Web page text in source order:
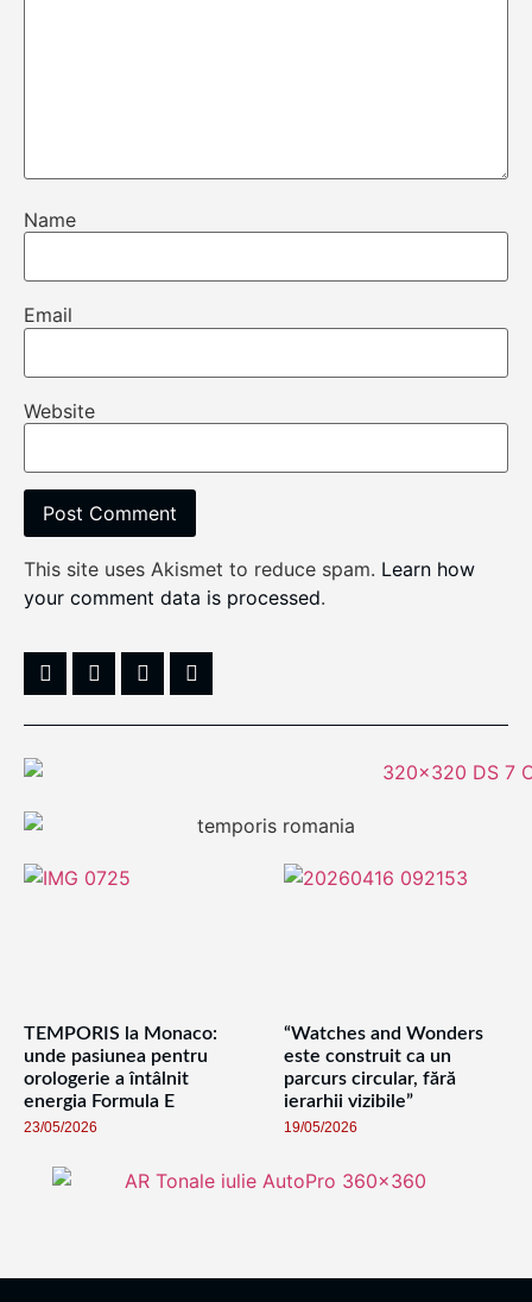
Name
Email
Website
This site uses Akismet to reduce spam. Learn how
your comment data is processed.
TEMPORIS la Monaco:
unde pasiunea pentru
orologerie a întâlnit
energia Formula E
23/05/2026
“Watches and Wonders
este construit ca un
parcurs circular, fără
ierarhii vizibile”
19/05/2026